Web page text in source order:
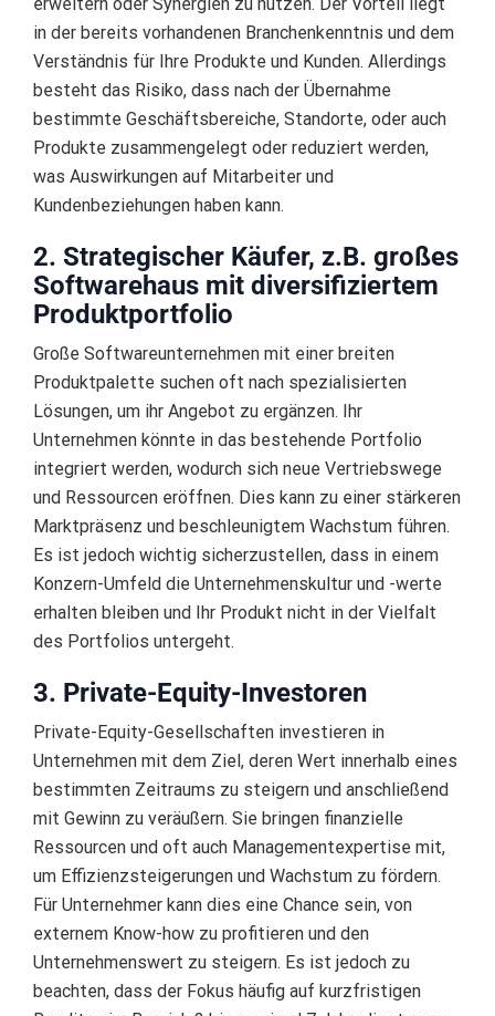
in der bereits vorhandenen Branchenkenntnis und dem
Verständnis für Ihre Produkte und Kunden. Allerdings
besteht das Risiko, dass nach der Übernahme
bestimmte Geschäftsbereiche, Standorte, oder auch
Produkte zusammengelegt oder reduziert werden,
was Auswirkungen auf Mitarbeiter und
Kundenbeziehungen haben kann.
2. Strategischer Käufer, z.B. großes
Softwarehaus mit diversifiziertem
Produktportfolio
Große Softwareunternehmen mit einer breiten
Produktpalette suchen oft nach spezialisierten
Lösungen, um ihr Angebot zu ergänzen. Ihr
Unternehmen könnte in das bestehende Portfolio
integriert werden, wodurch sich neue Vertriebswege
und Ressourcen eröffnen. Dies kann zu einer stärkeren
Marktpräsenz und beschleunigtem Wachstum führen.
Es ist jedoch wichtig sicherzustellen, dass in einem
Konzern-Umfeld die Unternehmenskultur und -werte
erhalten bleiben und Ihr Produkt nicht in der Vielfalt
des Portfolios untergeht.
3. Private-Equity-Investoren
Private-Equity-Gesellschaften investieren in
Unternehmen mit dem Ziel, deren Wert innerhalb eines
bestimmten Zeitraums zu steigern und anschließend
mit Gewinn zu veräußern. Sie bringen finanzielle
Ressourcen und oft auch Managementexpertise mit,
um Effizienzsteigerungen und Wachstum zu fördern.
Für Unternehmer kann dies eine Chance sein, von
externem Know-how zu profitieren und den
Unternehmenswert zu steigern. Es ist jedoch zu
beachten, dass der Fokus häufig auf kurzfristigen